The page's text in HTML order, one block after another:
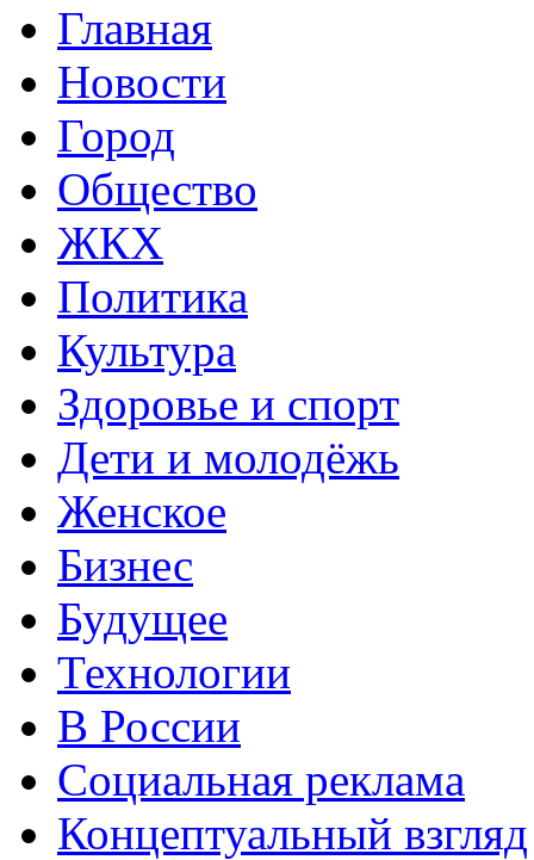
Главная
Новости
Город
Общество
ЖКХ
Политика
Культура
Здоровье и спорт
Дети и молодёжь
Женское
Бизнес
Будущее
Технологии
В России
Социальная реклама
Концептуальный взгляд